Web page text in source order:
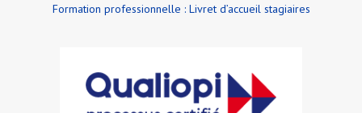
Formation professionnelle : Livret d’accueil stagiaires